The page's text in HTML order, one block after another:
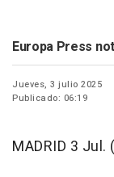
Europa Press
Jueves, 3 julio 2025
Publicado: 06:19
MADRID 3 Jul.